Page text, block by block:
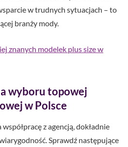
w trudnych sytuacjach – to
branży mody.
znanych modelek plus size w
wyboru topowej
w Polsce
z agencją, dokładnie
Sprawdź następujące